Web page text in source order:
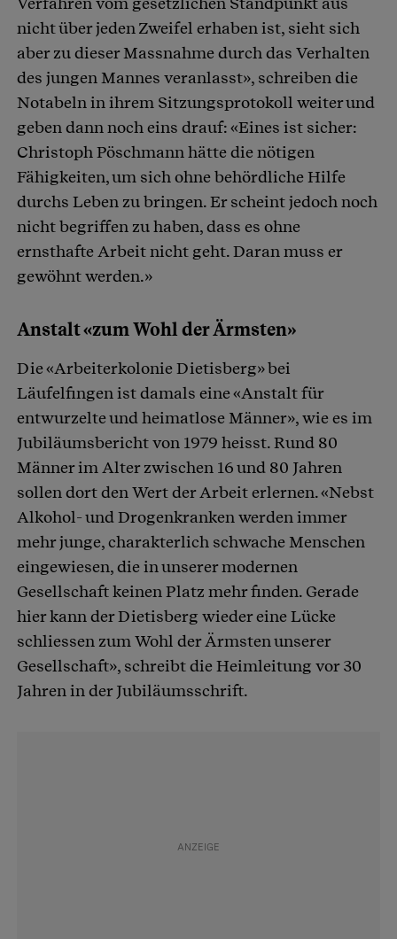
nicht über jeden Zweifel erhaben ist, sieht sich
aber zu dieser Massnahme durch das Verhalten
des jungen Mannes veranlasst», schreiben die
Notabeln in ihrem Sitzungsprotokoll weiter und
geben dann noch eins drauf: «Eines ist sicher:
Christoph Pöschmann hätte die nötigen
Fähigkeiten, um sich ohne behördliche Hilfe
durchs Leben zu bringen. Er scheint jedoch noch
nicht begriffen zu haben, dass es ohne
ernsthafte Arbeit nicht geht. Daran muss er
gewöhnt werden.»
Anstalt «zum Wohl der Ärmsten»
Die «Arbeiterkolonie Dietisberg» bei
Läufelfingen ist damals eine «Anstalt für
entwurzelte und heimatlose Männer», wie es im
Jubiläumsbericht von 1979 heisst. Rund 80
Männer im Alter zwischen 16 und 80 Jahren
sollen dort den Wert der Arbeit erlernen. «Nebst
Alkohol- und Drogenkranken werden immer
mehr junge, charakterlich schwache Menschen
eingewiesen, die in unserer modernen
Gesellschaft keinen Platz mehr finden. Gerade
hier kann der Dietisberg wieder eine Lücke
schliessen zum Wohl der Ärmsten unserer
Gesellschaft», schreibt die Heimleitung vor 30
Jahren in der Jubiläumsschrift.